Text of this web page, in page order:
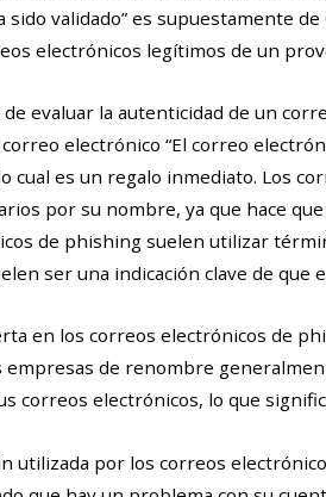
sido validado” es supuestamente
electrónicos legítimos de un
de evaluar la autenticidad de un
electrónico “El correo
cual es un regalo inmediato. Los
por su nombre, ya que hace
de phishing suelen utilizar
ser una indicación clave de
en los correos electrónicos de
empresas de renombre
correos electrónicos, lo que
utilizada por los correos